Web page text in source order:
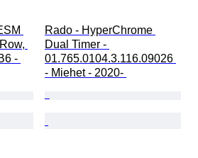
-
Rado - HyperChrome
Dual Timer -
01.765.0104.3.116.09026
- Miehet - 2020-